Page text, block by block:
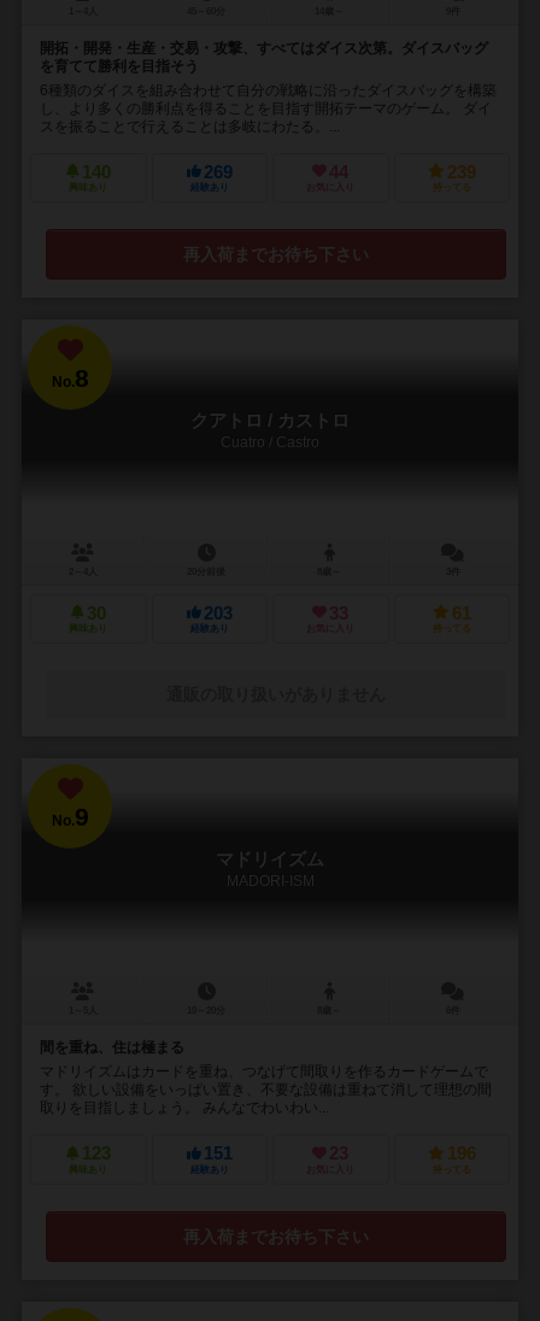
開拓・開発・生産・交易・攻撃、すべてはダイス次第。ダイスバッグ
を育てて勝利を目指そう
6種類のダイスを組み合わせて自分の戦略に沿ったダイスバッグを構築
し、より多くの勝利点を得ることを目指す開拓テーマのゲーム。 ダイ
スを振ることで行えることは多岐にわたる。...
140
興味あり
269
経験あり
44
お気に入り
239
持ってる
再入荷までお待ち下さい
No.8
クアトロ / カストロ
Cuatro / Castro
30
興味あり
203
経験あり
33
お気に入り
61
持ってる
No.9
マドリイズム
MADORI-ISM
間を重ね、住は極まる
マドリイズムはカードを重ね、つなげて間取りを作るカードゲームで
す。 欲しい設備をいっぱい置き、不要な設備は重ねて消して理想の間
取りを目指しましょう。 みんなでわいわい...
123
興味あり
151
経験あり
23
お気に入り
196
持ってる
再入荷までお待ち下さい